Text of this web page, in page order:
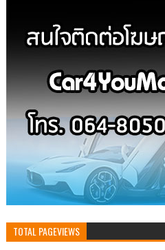
TOTAL PAGEVIEWS